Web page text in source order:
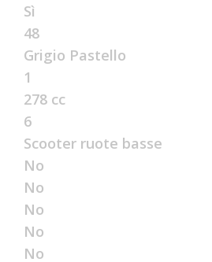
Sì
48
Grigio Pastello
1
278 cc
6
Scooter ruote basse
No
No
No
No
No